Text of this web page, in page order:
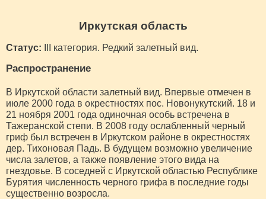
Иркутская область
Статус: III категория. Редкий залетный вид.
Распространение
В Иркутской области залетный вид. Впервые отмечен в
июле 2000 года в окрестностях пос. Новонукутский. 18 и
21 ноября 2001 года одиночная особь встречена в
Тажеранской степи. В 2008 году ослабленный черный
гриф был встречен в Иркутском районе в окрестностях
дер. Тихоновая Падь. В будущем возможно увеличение
числа залетов, а также появление этого вида на
гнездовье. В соседней с Иркутской областью Республике
Бурятия численность черного грифа в последние годы
существенно возросла.